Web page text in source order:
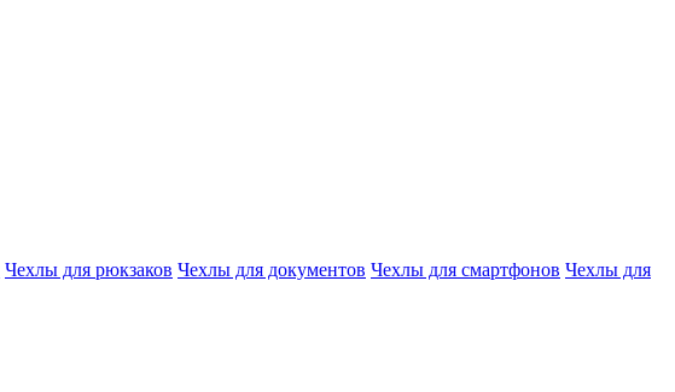
Чехлы для рюкзаков Чехлы для документов Чехлы для смартфонов Чехлы для